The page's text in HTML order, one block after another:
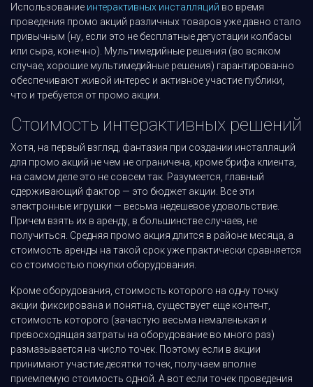
Использование интерактивных инсталляций во время
проведения промо акций различных товаров уже давно стало
привычным (ну, если это не бесплатные дегустации колбасы
или сыра, конечно). Мультимедийные решения (во всяком
случае, хорошие мультимедийные решения) гарантированно
обеспечивают живой интерес и активное участие публики,
что и требуется от промо акции.
Стоимость интерактивных решений
Хотя, на первый взгляд, фантазия при создании инсталляций
для промо акций не чем не ограничена, кроме брифа клиента,
на самом деле это не совсем так. Разумеется, главный
сдерживающий фактор — это бюджет акции. Все эти
электронные игрушки — весьма недешевое удовольствие.
Причем взять их в аренду, в большинстве случаев, не
получиться. Средняя промо акция длится в районе месяца, а
стоимость аренды на такой срок уже практически сравняется
со стоимостью покупки оборудования.
Кроме оборудования, стоимость которого на одну точку
акции фиксирована и понятна, существует еще контент,
стоимость которого (зачастую весьма немаленькая и
превосходящая затраты на оборудование во много раз)
размазывается на число точек. Поэтому если в акции
принимают участие десятки точек, получаем вполне
приемлемую стоимость одной. А вот если точек проведения